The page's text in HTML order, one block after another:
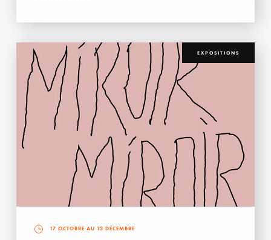
EXPOSITIONS
17 OCTOBRE AU 13 DÉCEMBRE